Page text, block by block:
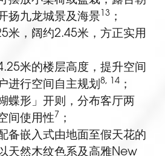
扬九龙城景及海景13 ；
米，阔约2.45米，方正实用
米的楼层高度，提升空间
进行空间自主规划8, 14 ；
蝶形」开则，分布客厅两
间使用性7 ；
备嵌入式由地面至假天花的
天然木纹色系及高雅New